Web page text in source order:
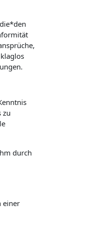
zu
durch
einer